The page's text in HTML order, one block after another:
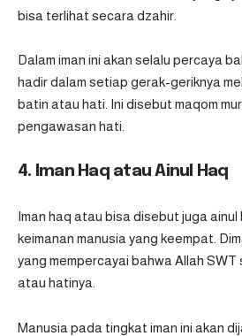
bisa terlihat secara dzahir.
Dalam iman ini akan selalu percaya
hadir dalam setiap gerak-geriknya
batin atau hati. Ini disebut maqom
pengawasan hati.
4. Iman Haq atau Ainul Haq
Iman haq atau bisa disebut juga
keimanan manusia yang keempat.
yang mempercayai bahwa Allah
atau hatinya.
Manusia pada tingkat iman ini akan